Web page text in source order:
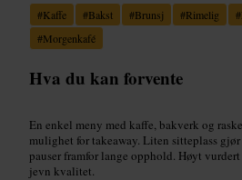
#Kaffe #Bakst #Brunsj #Rimelig #
#Morgenkafé
Hva du kan forvente
En enkel meny med kaffe, bakverk og
mulighet for takeaway. Liten sitteplass
pauser framfor lange opphold. Høyt
jevn kvalitet.